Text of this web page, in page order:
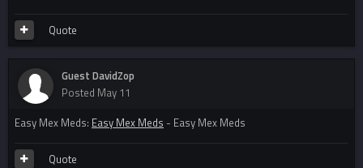
Quote
Guest DavidZop
Posted May 11
Easy Mex Meds: Easy Mex Meds - Easy Mex Meds
Quote